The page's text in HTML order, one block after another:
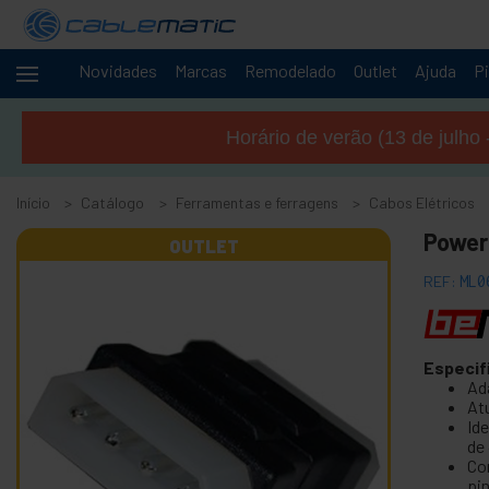
Novidades Marcas Remodelado Outlet Ajuda
Cabos +
servidores
Áudio
Vídeo
+
Fotografia +
Ferramentas
e ferragens
-
Acessórios de piso, porta e janela
+
Horário de verão (13 de
Início Catálogo Ferramentas e ferragens Cabos Elétricos
OUTLET
REF: